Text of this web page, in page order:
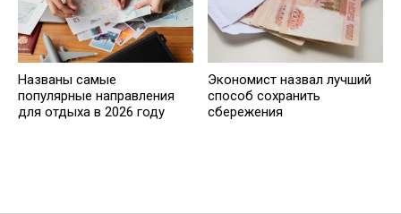
Названы самые
популярные направления
для отдыха в 2026 году
Экономист назвал лучший
способ сохранить
сбережения